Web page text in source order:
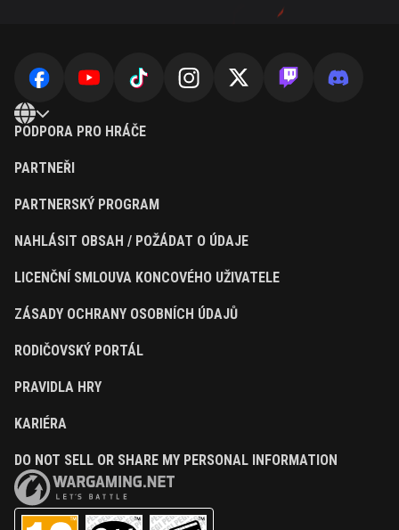
PODPORA PRO HRÁČE
PARTNEŘI
PARTNERSKÝ PROGRAM
NAHLÁSIT OBSAH / POŽÁDAT O ÚDAJE
LICENČNÍ SMLOUVA KONCOVÉHO UŽIVATELE
ZÁSADY OCHRANY OSOBNÍCH ÚDAJŮ
RODIČOVSKÝ PORTÁL
PRAVIDLA HRY
KARIÉRA
DO NOT SELL OR SHARE MY PERSONAL INFORMATION